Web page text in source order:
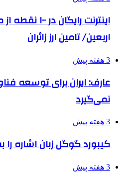
اینترنت رایگان
اربعین/ تامین ارز زائران
3 هفته پیش
عارف: ایران برای توسعه
نمی‌گیرد
3 هفته پیش
کیبورد گوگل زبان اشاره
3 هفته پیش